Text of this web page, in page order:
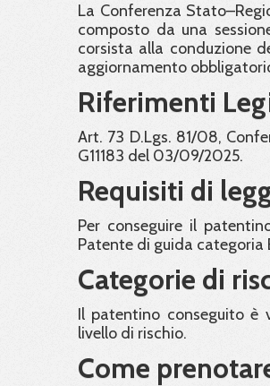
La Conferenza
composto da una
corsista alla conduzione
aggiornamento
Riferimenti
Art. 73 D.Lgs. 81/08,
G11183 del 03/09/2025.
Requisiti di
Per conseguire il
Patente di guida categoria
Categorie di
Il patentino conseguito è
livello di rischio.
Come